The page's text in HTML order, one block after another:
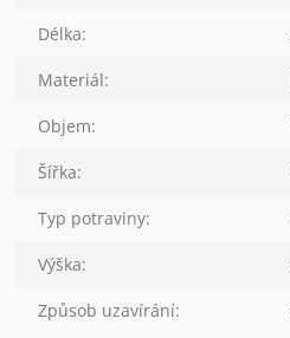
Délka:
Materiál:
Objem:
Šířka:
Typ potraviny:
Výška:
Způsob uzavírání: